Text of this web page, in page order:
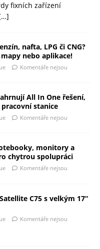
fixních zařízení
nafta, LPG či CNG?
nebo aplikace!
Komentáře nejsou
All In One řešení,
stanice
Komentáře nejsou
monitory a
chytrou spolupráci
Komentáře nejsou
C75 s velkým 17“
Komentáře nejsou